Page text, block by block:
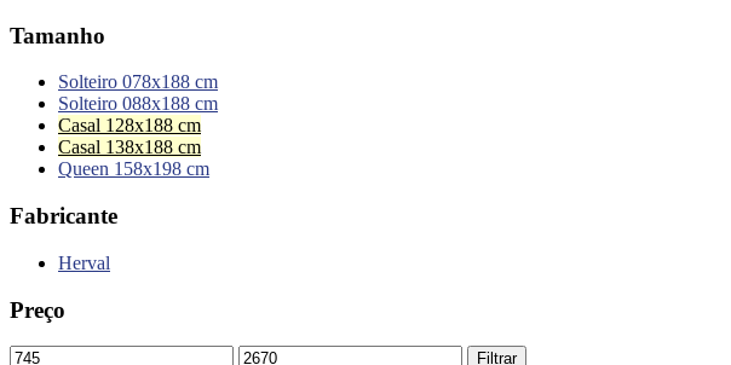
Tamanho
Solteiro 078x188 cm
Solteiro 088x188 cm
Casal 128x188 cm
Casal 138x188 cm
Queen 158x198 cm
Fabricante
Herval
Preço
Filtrar